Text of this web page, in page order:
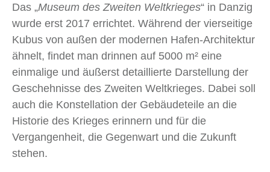
Das „Museum des Zweiten Weltkrieges“ in Danzig
wurde erst 2017 errichtet. Während der vierseitige
Kubus von außen der modernen Hafen-Architektur
ähnelt, findet man drinnen auf 5000 m² eine
einmalige und äußerst detaillierte Darstellung der
Geschehnisse des Zweiten Weltkrieges. Dabei soll
auch die Konstellation der Gebäudeteile an die
Historie des Krieges erinnern und für die
Vergangenheit, die Gegenwart und die Zukunft
stehen.